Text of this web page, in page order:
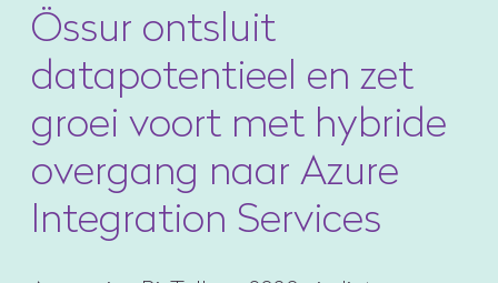
Össur ontsluit
datapotentieel en zet
groei voort met hybride
overgang naar Azure
Integration Services